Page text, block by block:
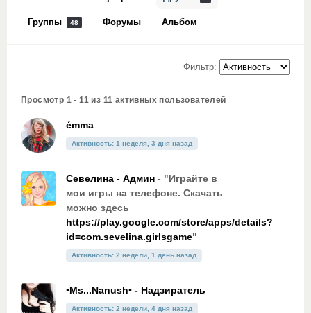
Группы 48 Форумы Альбом
Фильтр:
Просмотр 1 - 11 из 11 активных пользователей
émma
Активность: 1 неделя, 3 дня назад
Севелина - Админ - "Играйте в
мои игры на телефоне. Скачать
можно здесь
https://play.google.com/store/apps/details?
id=com.sevelina.girlsgame"
Активность: 2 недели, 1 день назад
▪Ms...Nanush▪ - Надзиратель
Активность: 2 недели, 4 дня назад